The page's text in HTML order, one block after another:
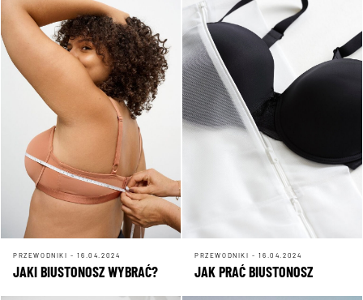
PRZEWODNIKI - 16.04.2024
JAKI BIUSTONOSZ WYBRAĆ?
PRZEWODNIKI - 16.04.2024
JAK PRAĆ BIUSTONOSZ